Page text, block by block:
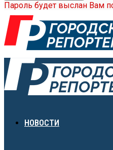
Пароль будет выслан Вам
НОВОСТИ